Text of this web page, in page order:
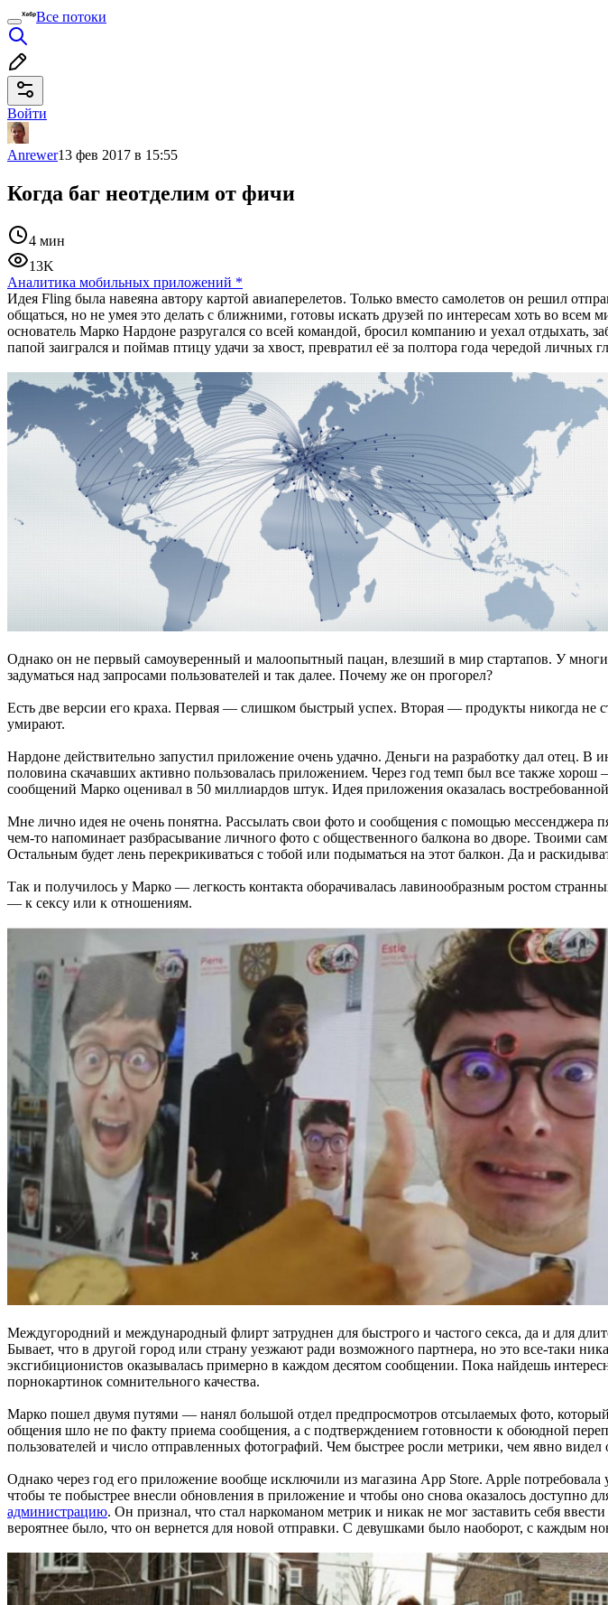
Все потоки
Войти
Anrewer13 фев 2017 в 15:55
Когда баг неотделим от фичи
4 мин
13K
Аналитика мобильных приложений *
Идея Fling была навеяна автору картой авиаперелетов. Только вместо самолетов он решил
общаться, но не умея это делать с ближними, готовы искать друзей по интересам хоть во
основатель Марко Нардоне разругался со всей командой, бросил компанию и уехал отдыхать,
папой заигрался и поймав птицу удачи за хвост, превратил её за полтора года чередой личных
Однако он не первый самоуверенный и малоопытный пацан, влезший в мир стартапов. У
задуматься над запросами пользователей и так далее. Почему же он прогорел?
Есть две версии его краха. Первая — слишком быстрый успех. Вторая — продукты никогда не
умирают.
Нардоне действительно запустил приложение очень удачно. Деньги на разработку дал отец.
половина скачавших активно пользовалась приложением. Через год темп был все также
сообщений Марко оценивал в 50 миллиардов штук. Идея приложения оказалась
Мне лично идея не очень понятна. Рассылать свои фото и сообщения с помощью мессенджера
чем-то напоминает разбрасывание личного фото с общественного балкона во дворе. Твоими
Остальным будет лень перекрикиваться с тобой или подыматься на этот балкон. Да и
Так и получилось у Марко — легкость контакта оборачивалась лавинообразным ростом
— к сексу или к отношениям.
Междугородний и международный флирт затруднен для быстрого и частого секса, да и для
Бывает, что в другой город или страну уезжают ради возможного партнера, но это все-таки
эксгибиционистов оказывалась примерно в каждом десятом сообщении. Пока найдешь
порнокартинок сомнительного качества.
Марко пошел двумя путями — нанял большой отдел предпросмотров отсылаемых фото,
общения шло не по факту приема сообщения, а с подтверждением готовности к обоюдной
пользователей и число отправленных фотографий. Чем быстрее росли метрики, чем явно
Однако через год его приложение вообще исключили из магазина App Store. Apple
чтобы те побыстрее внесли обновления в приложение и чтобы оно снова оказалось доступно
администрацию. Он признал, что стал наркоманом метрик и никак не мог заставить себя
вероятнее было, что он вернется для новой отправки. С девушками было наоборот, с каждым